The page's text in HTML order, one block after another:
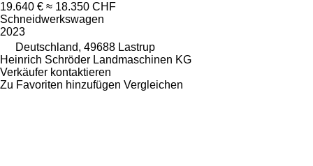
19.640 € ≈ 18.350 CHF
Schneidwerkswagen
2023
Deutschland, 49688 Lastrup
Heinrich Schröder Landmaschinen KG
Verkäufer kontaktieren
Zu Favoriten hinzufügen Vergleichen